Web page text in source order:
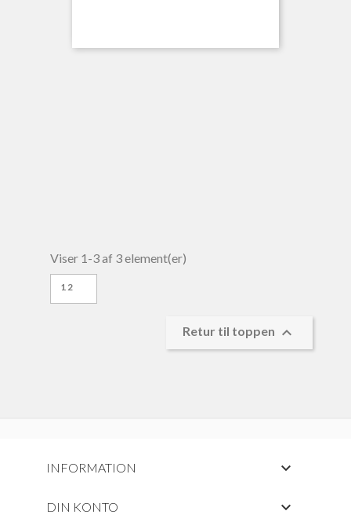
Viser 1-3 af 3 element(er)
12
Retur til toppen 
INFORMATION 
DIN KONTO 